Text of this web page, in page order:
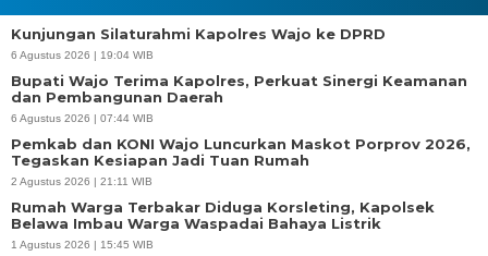
Kunjungan Silaturahmi Kapolres Wajo ke DPRD
6 Agustus 2026 | 19:04 WIB
Bupati Wajo Terima Kapolres, Perkuat Sinergi Keamanan
dan Pembangunan Daerah
6 Agustus 2026 | 07:44 WIB
Pemkab dan KONI Wajo Luncurkan Maskot Porprov 2026,
Tegaskan Kesiapan Jadi Tuan Rumah
2 Agustus 2026 | 21:11 WIB
Rumah Warga Terbakar Diduga Korsleting, Kapolsek
Belawa Imbau Warga Waspadai Bahaya Listrik
1 Agustus 2026 | 15:45 WIB